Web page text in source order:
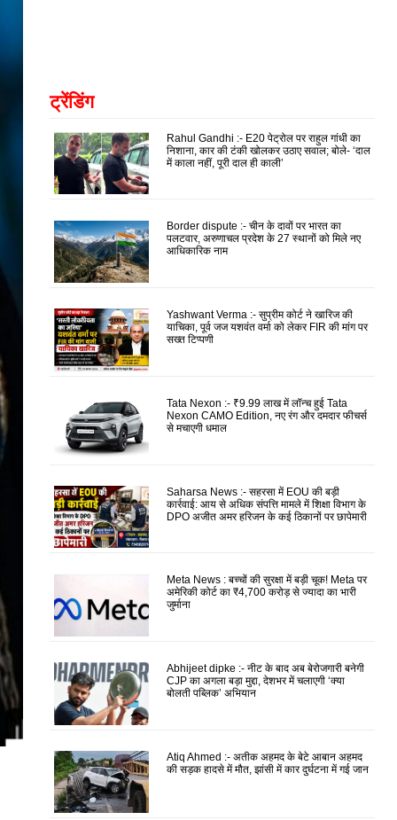
ट्रेंडिंग
Rahul Gandhi :- E20 पेट्रोल पर राहुल गांधी का
निशाना, कार की टंकी खोलकर उठाए सवाल; बोले- ‘दाल
में काला नहीं, पूरी दाल ही काली’
Border dispute :- चीन के दावों पर भारत का
पलटवार, अरुणाचल प्रदेश के 27 स्थानों को मिले नए
आधिकारिक नाम
Yashwant Verma :- सुप्रीम कोर्ट ने खारिज की
याचिका, पूर्व जज यशवंत वर्मा को लेकर FIR की मांग पर
सख्त टिप्पणी
Tata Nexon :- ₹9.99 लाख में लॉन्च हुई Tata
Nexon CAMO Edition, नए रंग और दमदार फीचर्स
से मचाएगी धमाल
Saharsa News :- सहरसा में EOU की बड़ी
कार्रवाई: आय से अधिक संपत्ति मामले में शिक्षा विभाग के
DPO अजीत अमर हरिजन के कई ठिकानों पर छापेमारी
Meta News : बच्चों की सुरक्षा में बड़ी चूक! Meta पर
अमेरिकी कोर्ट का ₹4,700 करोड़ से ज्यादा का भारी
जुर्माना
Abhijeet dipke :- नीट के बाद अब बेरोजगारी बनेगी
CJP का अगला बड़ा मुद्दा, देशभर में चलाएगी ‘क्या
बोलती पब्लिक’ अभियान
Atiq Ahmed :- अतीक अहमद के बेटे आबान अहमद
की सड़क हादसे में मौत, झांसी में कार दुर्घटना में गई जान